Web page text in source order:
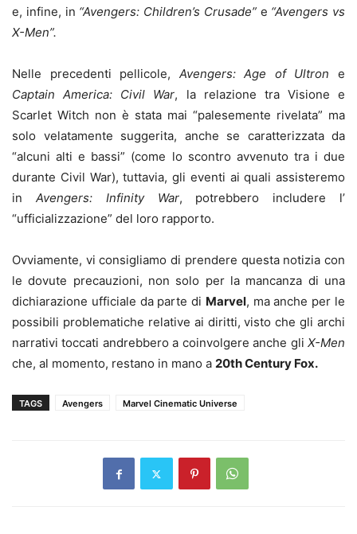
e, infine, in “Avengers: Children’s Crusade” e “Avengers vs
X-Men”.
Nelle precedenti pellicole, Avengers: Age of Ultron e
Captain America: Civil War, la relazione tra Visione e
Scarlet Witch non è stata mai “palesemente rivelata” ma
solo velatamente suggerita, anche se caratterizzata da
“alcuni alti e bassi” (come lo scontro avvenuto tra i due
durante Civil War), tuttavia, gli eventi ai quali assisteremo
in Avengers: Infinity War, potrebbero includere l’
“ufficializzazione” del loro rapporto.
Ovviamente, vi consigliamo di prendere questa notizia con
le dovute precauzioni, non solo per la mancanza di una
dichiarazione ufficiale da parte di Marvel, ma anche per le
possibili problematiche relative ai diritti, visto che gli archi
narrativi toccati andrebbero a coinvolgere anche gli X-Men
che, al momento, restano in mano a 20th Century Fox.
TAGS Avengers Marvel Cinematic Universe